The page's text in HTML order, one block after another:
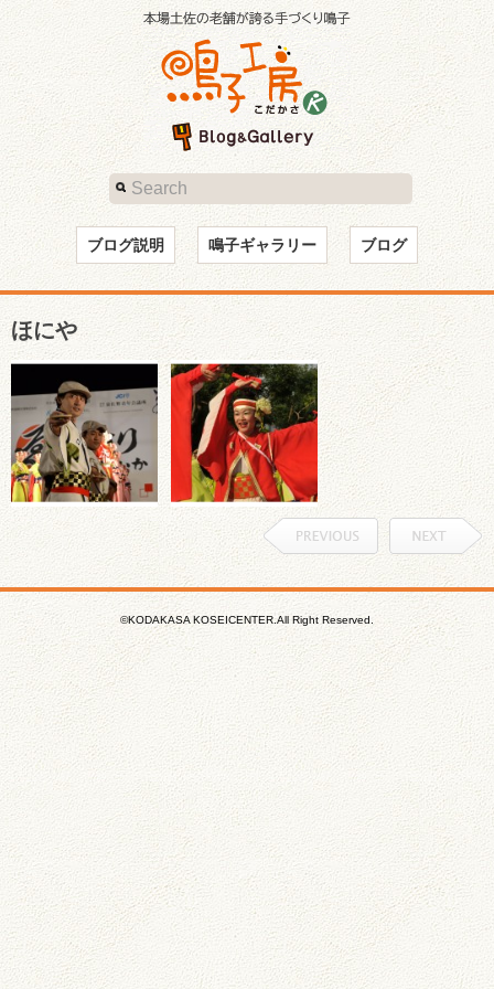
ブログ説明 鳴子ギャラリー ブログ
ほにや
©KODAKASA KOSEICENTER.All Right Reserved.